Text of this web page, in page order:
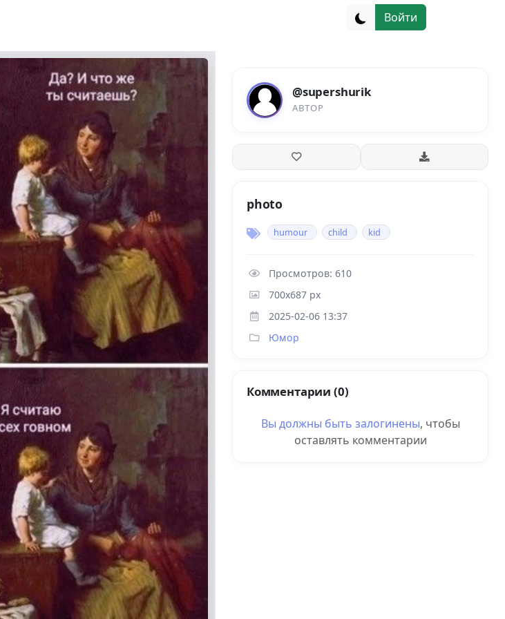
Войти
@supershurik
АВТОР
photo
humour child kid
Просмотров: 610
700x687 px
2025-02-06 13:37
Юмор
Комментарии (0)
Вы должны быть залогинены, чтобы
оставлять комментарии